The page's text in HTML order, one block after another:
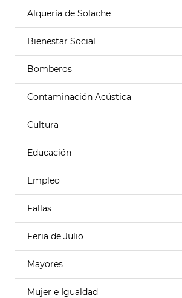
Alquería de Solache
Bienestar Social
Bomberos
Contaminación Acústica
Cultura
Educación
Empleo
Fallas
Feria de Julio
Mayores
Mujer e Igualdad